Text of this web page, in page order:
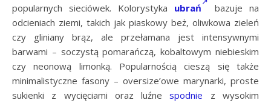
popularnych sieciówek. Kolorystyka ubrań
bazuje na
odcieniach ziemi, takich jak piaskowy beż, oliwkowa zieleń
czy gliniany brąz, ale przełamana jest intensywnymi
barwami – soczystą pomarańczą, kobaltowym niebieskim
czy neonową limonką. Popularnością cieszą się także
minimalistyczne fasony – oversize’owe marynarki, proste
sukienki z wycięciami oraz luźnespodnie z wysokim